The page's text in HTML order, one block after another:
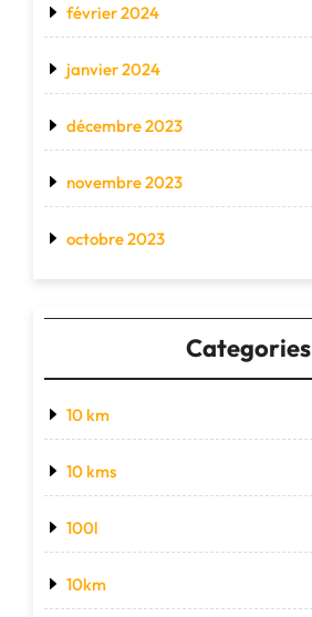
février 2024
janvier 2024
décembre 2023
novembre 2023
octobre 2023
Categories
10 km
10 kms
100l
10km